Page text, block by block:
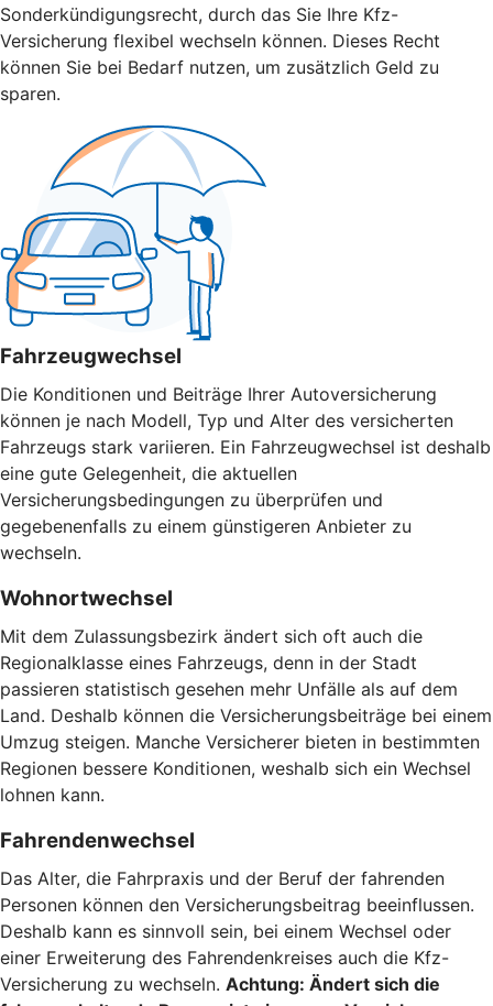
Sonderkündigungsrecht, durch das Sie Ihre Kfz-
Versicherung flexibel wechseln können. Dieses Recht
können Sie bei Bedarf nutzen, um zusätzlich Geld zu
sparen.
Fahrzeugwechsel
Die Konditionen und Beiträge Ihrer Autoversicherung
können je nach Modell, Typ und Alter des versicherten
Fahrzeugs stark variieren. Ein Fahrzeugwechsel ist deshalb
eine gute Gelegenheit, die aktuellen
Versicherungsbedingungen zu überprüfen und
gegebenenfalls zu einem günstigeren Anbieter zu
wechseln.
Wohnortwechsel
Mit dem Zulassungsbezirk ändert sich oft auch die
Regionalklasse eines Fahrzeugs, denn in der Stadt
passieren statistisch gesehen mehr Unfälle als auf dem
Land. Deshalb können die Versicherungsbeiträge bei einem
Umzug steigen. Manche Versicherer bieten in bestimmten
Regionen bessere Konditionen, weshalb sich ein Wechsel
lohnen kann.
Fahrendenwechsel
Das Alter, die Fahrpraxis und der Beruf der fahrenden
Personen können den Versicherungsbeitrag beeinflussen.
Deshalb kann es sinnvoll sein, bei einem Wechsel oder
einer Erweiterung des Fahrendenkreises auch die Kfz-
Versicherung zu wechseln. Achtung: Ändert sich die